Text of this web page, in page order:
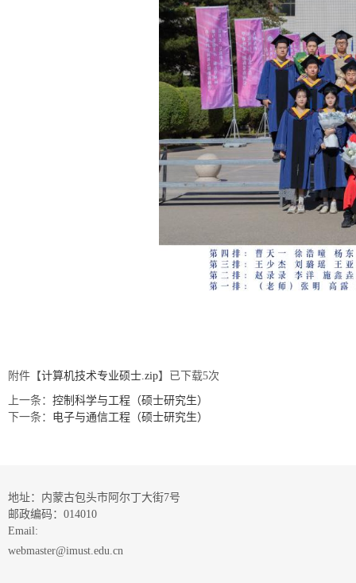
附件【计算机技术专业硕士.zip】已下载5次
上一条： 控制科学与工程（硕士研究生）
下一条： 电子与通信工程（硕士研究生）
地址：内蒙古包头市阿尔丁大街7号
邮政编码：014010
Email:
webmaster@imust.edu.cn